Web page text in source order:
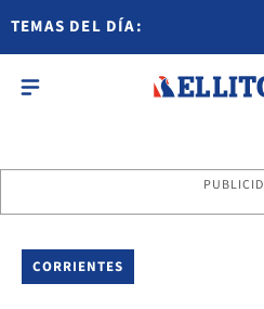
TEMAS DEL DÍA:
CORRIENTES